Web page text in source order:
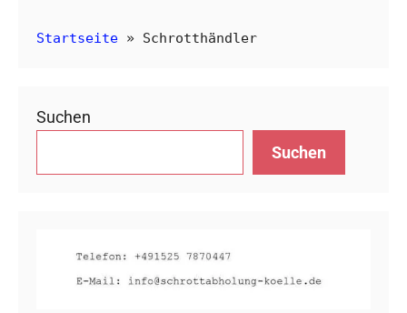
Startseite » Schrotthändler
Suchen
Suchen